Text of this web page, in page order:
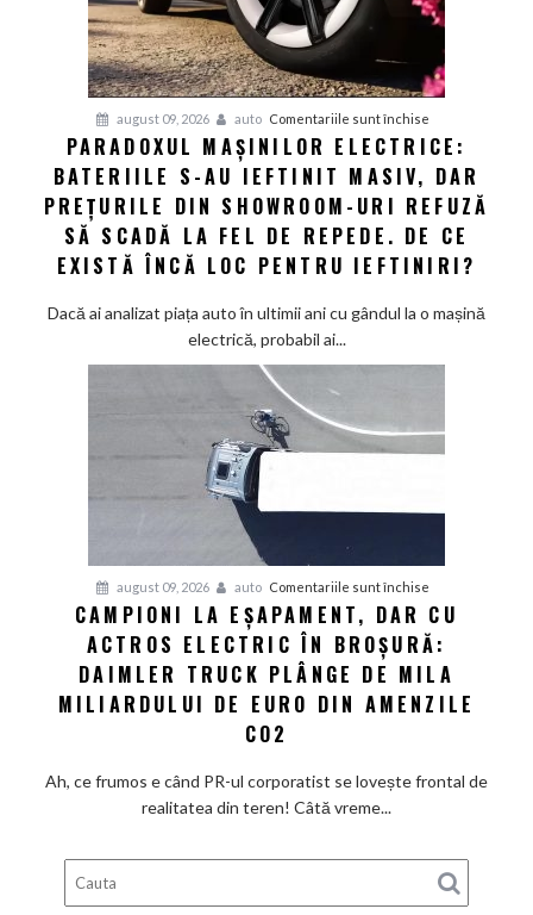
Asia
giganții
VW
să
schimbe
foaia
august 09, 2026 auto Comentariile sunt închise
Paradoxul
mașinilor
electrice:
au
masiv,
showroom-
uri
să
la
de
repede.
De
ce
PARADOXUL MAȘINILOR ELECTRICE:
BATERIILE S-AU IEFTINIT MASIV, DAR
PREȚURILE DIN SHOWROOM-URI REFUZĂ
SĂ SCADĂ LA FEL DE REPEDE. DE CE
EXISTĂ ÎNCĂ LOC PENTRU IEFTINIRI?
Dacă ai analizat piața auto în ultimii ani cu gândul la o mașină
electrică, probabil ai...
august 09, 2026 auto Comentariile sunt închise
Campioni
la
eșapament,
cu
Truck
CAMPIONI LA EȘAPAMENT, DAR CU
ACTROS ELECTRIC ÎN BROȘURĂ:
DAIMLER TRUCK PLÂNGE DE MILA
MILIARDULUI DE EURO DIN AMENZILE
CO2
Ah, ce frumos e când PR-ul corporatist se lovește frontal de
realitatea din teren! Câtă vreme...